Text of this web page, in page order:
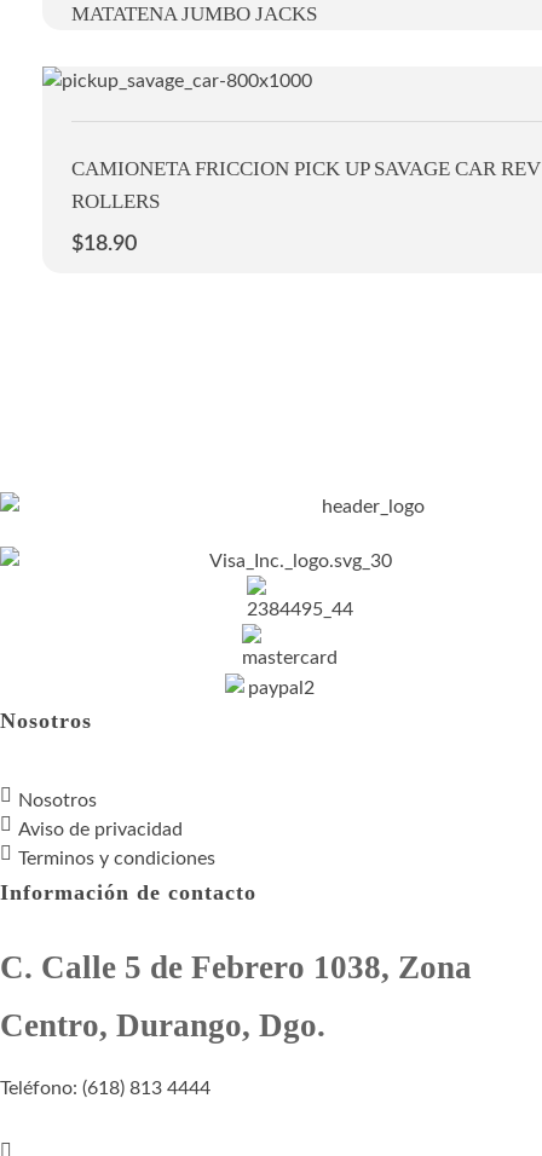
MATATENA JUMBO JACKS
CAMIONETA FRICCION PICK UP SAVAGE CAR REV
ROLLERS
$18.90
Nosotros
Nosotros
Aviso de privacidad
Terminos y condiciones
Información de contacto
C. Calle 5 de Febrero 1038, Zona
Centro, Durango, Dgo.
Teléfono: (618) 813 4444